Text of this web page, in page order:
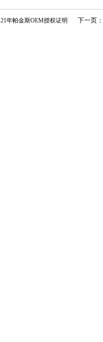
21年帕金斯OEM授权证明 下一页：